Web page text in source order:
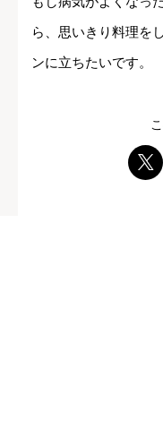
ら、思いきり料理を
ンに立ちたいです。